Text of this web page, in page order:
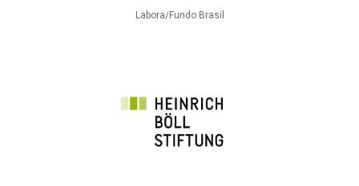
Labora/Fundo Brasil